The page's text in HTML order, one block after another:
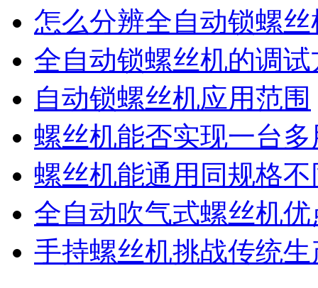
怎么分辨全自动锁螺
全自动锁螺丝机的调试
自动锁螺丝机应用范围
螺丝机能否实现一台多
螺丝机能通用同规格
全自动吹气式螺丝机优
手持螺丝机挑战传统